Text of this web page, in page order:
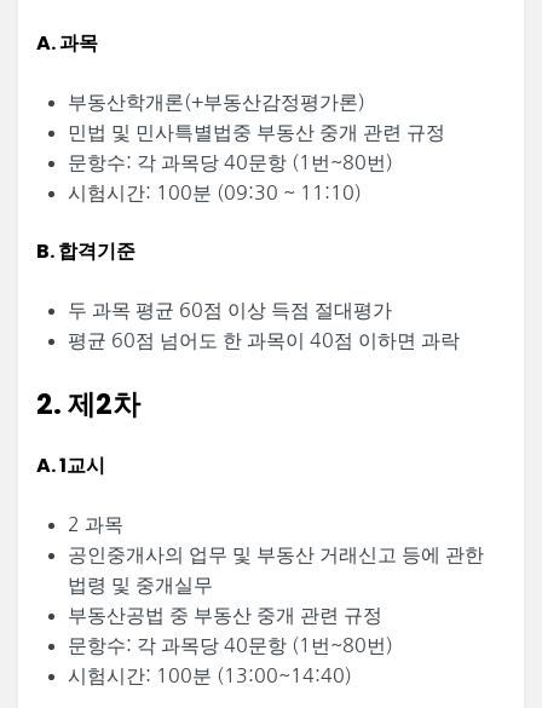
A. 과목
부동산학개론(+부동산감정평가론)
민법 및 민사특별법중 부동산 중개 관련 규정
문항수: 각 과목당 40문항 (1번~80번)
시험시간: 100분 (09:30 ~ 11:10)
B. 합격기준
두 과목 평균 60점 이상 득점 절대평가
평균 60점 넘어도 한 과목이 40점 이하면 과락
2. 제2차
A. 1교시
2 과목
공인중개사의 업무 및 부동산 거래신고 등에 관한
법령 및 중개실무
부동산공법 중 부동산 중개 관련 규정
문항수: 각 과목당 40문항 (1번~80번)
시험시간: 100분 (13:00~14:40)